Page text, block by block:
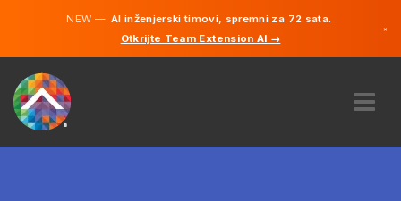
NEW —AI inženjerski timovi, spremni za 72 sata.
Otkrijte Team Extension AI →
×